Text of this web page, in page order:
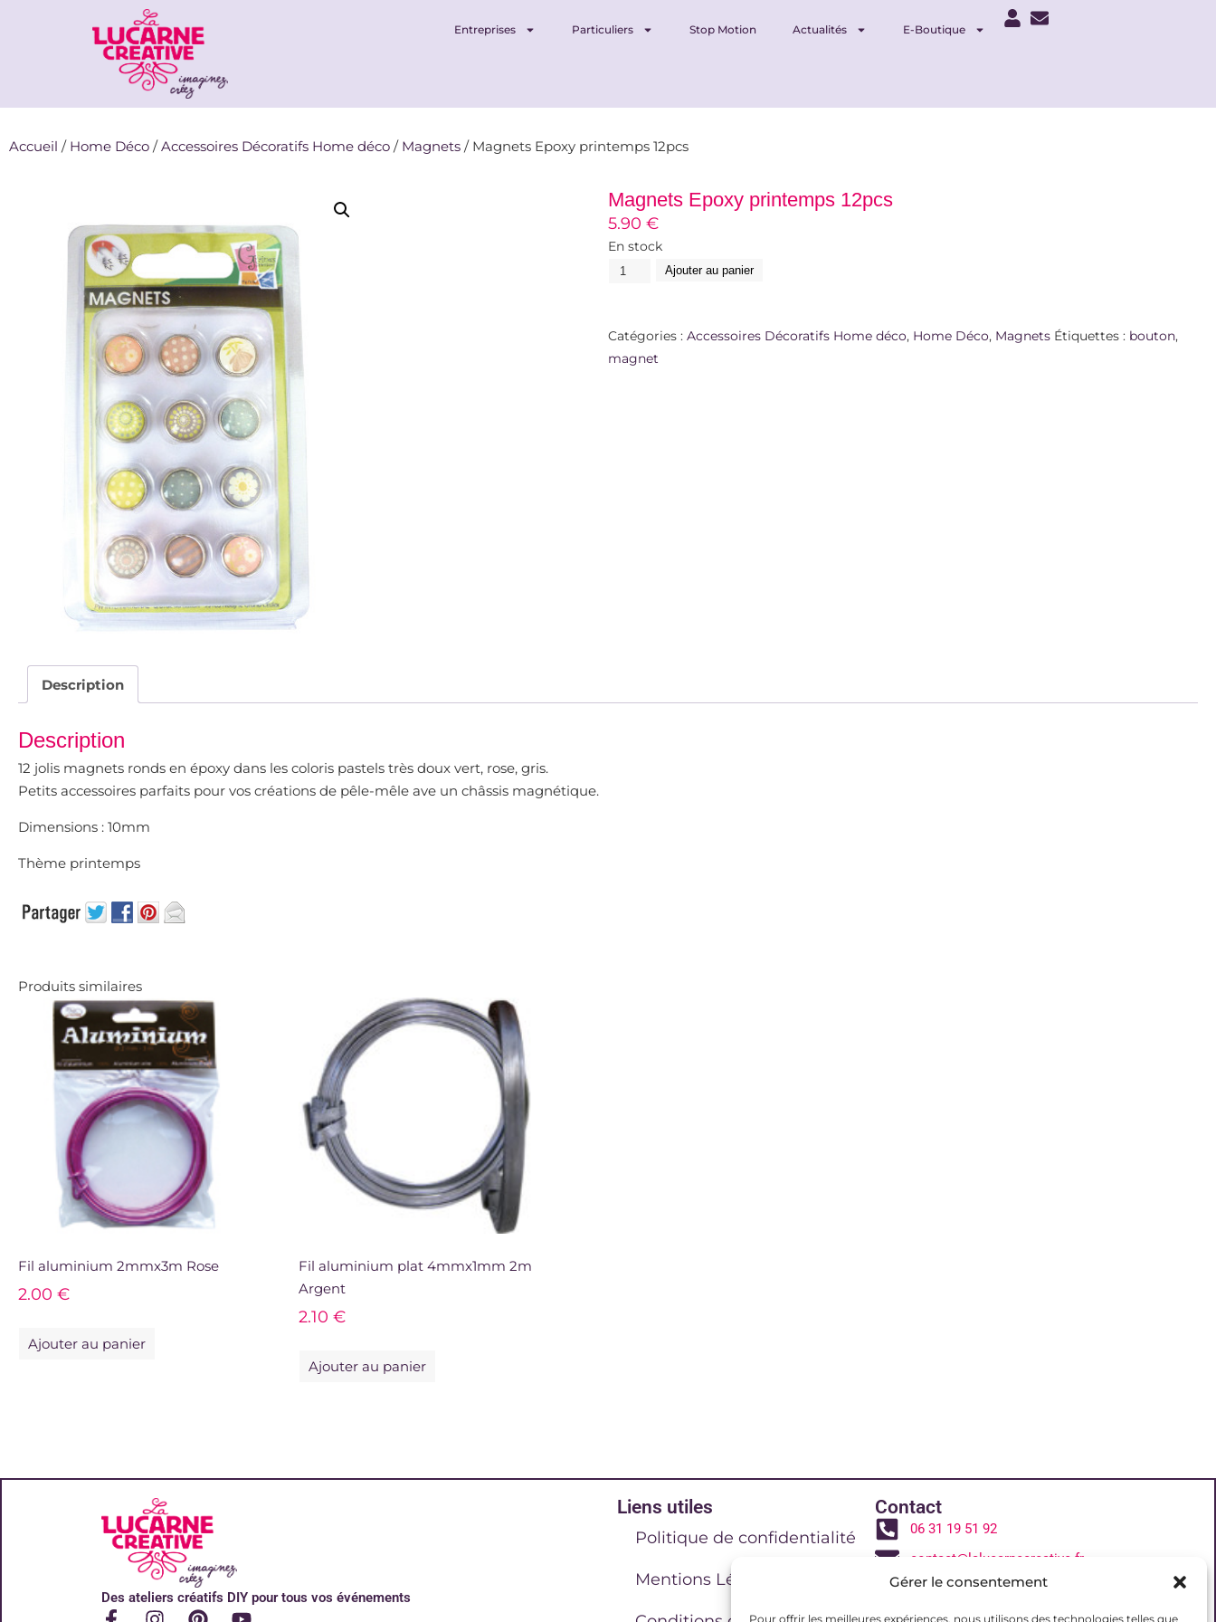
Gérer le consentement
Pour offrir les meilleures expériences, nous utilisons des technologies telles que
Entreprises Particuliers Stop Motion Actualités E-Boutique
Accueil / Home Déco /Accessoires Décoratifs Home déco / Magnets / Magnets Epoxy printemps 12pcs
Magnets Epoxy printemps 12pcs
5.90 €
En stock
Ajouter au panier
Catégories : Accessoires Décoratifs Home déco, Home Déco, Magnets Étiquettes : bouton,
magnet
Description
Description
12 jolis magnets ronds en époxy dans les coloris pastels très doux vert, rose, gris.
Petits accessoires parfaits pour vos créations de pêle-mêle ave un châssis magnétique.
Dimensions : 10mm
Thème printemps
Produits similaires
Fil aluminium 2mmx3m Rose
2.00 €
Ajouter au panier
Fil aluminium plat 4mmx1mm 2m
Argent
2.10€
Ajouter au panier
Des ateliers créatifs DIY pour tous vos événements
Liens utiles
Politique de confidentialité
Mentions Légales
Contact
06 31 19 51 92
contact@lalucarnecreative.fr
77700 Magny le Hongre